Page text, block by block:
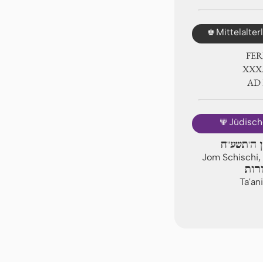
♚
🕎
ה'תשע"ח
Jom Schischi,